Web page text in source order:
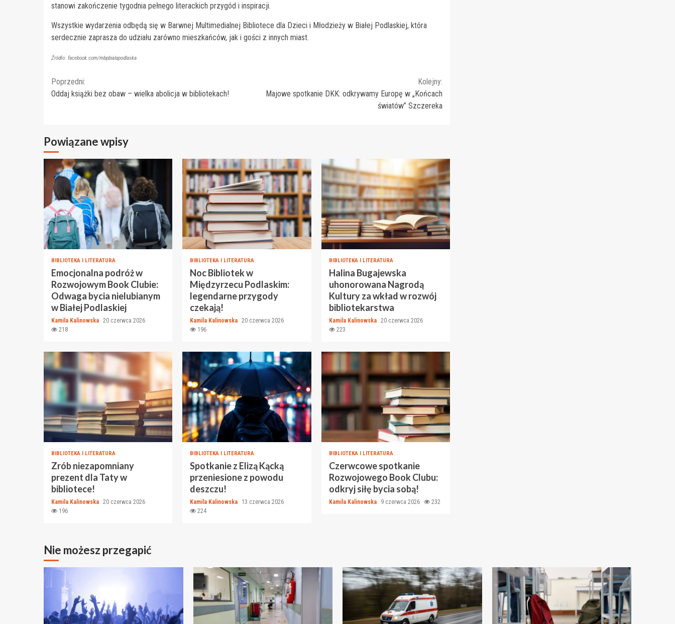
stanowi zakończenie tygodnia pełnego literackich przygód i inspiracji.
Wszystkie wydarzenia odbędą się w Barwnej Multimedialnej Bibliotece dla Dzieci i Młodzieży w Białej Podlaskiej, która
serdecznie zaprasza do udziału zarówno mieszkańców, jak i gości z innych miast.
Źródło: facebook.com/mbpbialapodlaska
Continue
Reading
Poprzedni:
Oddaj książki bez obaw – wielka abolicja w bibliotekach!
Kolejny:
Majowe spotkanie DKK: odkrywamy Europę w „Końcach
światów” Szczereka
Powiązane wpisy
BIBLIOTEKA I LITERATURA
Emocjonalna podróż w
Rozwojowym Book Clubie:
Odwaga bycia nielubianym
w Białej Podlaskiej
Kamila Kalinowska 20 czerwca 2026
218
BIBLIOTEKA I LITERATURA
Noc Bibliotek w
Międzyrzecu Podlaskim:
legendarne przygody
czekają!
Kamila Kalinowska 20 czerwca 2026
196
BIBLIOTEKA I LITERATURA
Halina Bugajewska
uhonorowana Nagrodą
Kultury za wkład w rozwój
bibliotekarstwa
Kamila Kalinowska 20 czerwca 2026
223
BIBLIOTEKA I LITERATURA
Zrób niezapomniany
prezent dla Taty w
bibliotece!
Kamila Kalinowska 20 czerwca 2026
196
BIBLIOTEKA I LITERATURA
Spotkanie z Elizą Kącką
przeniesione z powodu
deszczu!
Kamila Kalinowska
13 czerwca 2026
224
BIBLIOTEKA I LITERATURA
Czerwcowe spotkanie
Rozwojowego Book Clubu:
odkryj siłę bycia sobą!
Kamila Kalinowska 9 czerwca 2026 232
Nie możesz przegapić